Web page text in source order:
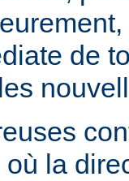
de
où la